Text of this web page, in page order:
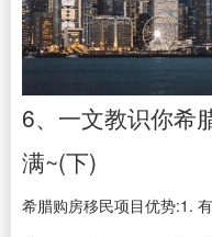
6、一文教识你希
满~(下)
希腊购房移民项目优势:1.